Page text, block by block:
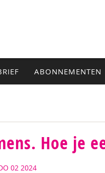
ABONNEMENTEN
Hoe je
02 2024